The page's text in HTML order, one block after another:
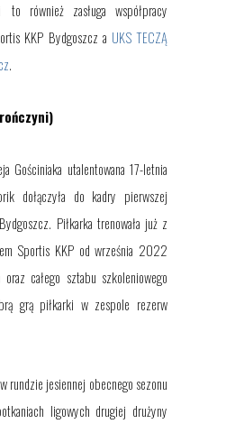
to również zasługa współpracy
KKP Bydgoszcz a UKS TECZĄ
.
Gościniaka utalentowana 17-letnia
dołączyła do kadry pierwszej
Piłkarka trenowała już z
Sportis KKP od września 2022
oraz całego sztabu szkoleniowego
grą piłkarki w zespole rezerw
rundzie jesiennej obecnego sezonu
ligowych drugiej drużyny